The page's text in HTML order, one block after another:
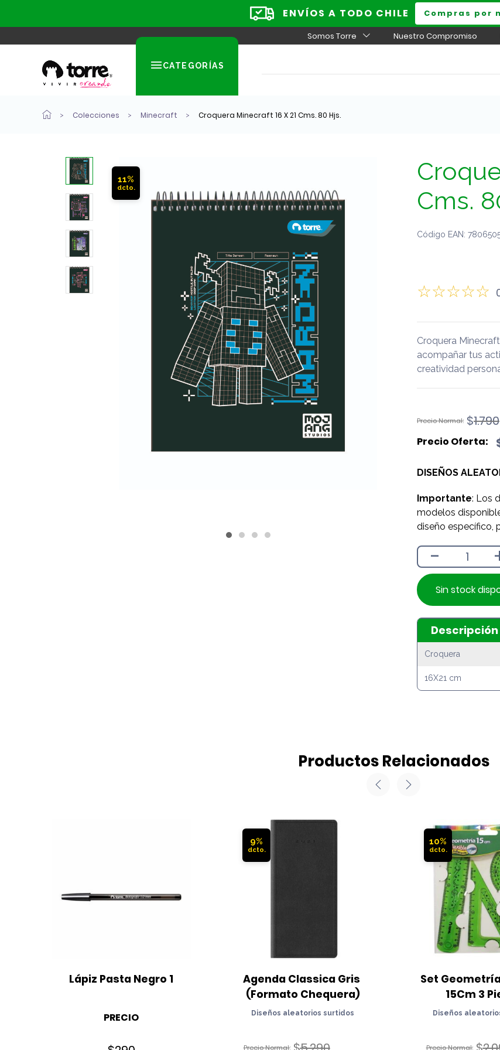
ENVÍOS A TODO CHILE Compras por
Somos Torre Nuestro Compromiso
CATEGORÍAS
Colecciones Minecraft Croquera Minecraft 16 X 21 Cms. 80 Hjs.
11%
Cms.
Código EAN:
Croquera
acompañar tus
creatividad
$1.790
El
original
$1.790.
El
actual
$1.590.
DISEÑOS
Importante: Los
modelos
diseño específico,
-
Sin stock
Descripción
Croquera
16X21 cm
Productos Relacionados
Lápiz Pasta Negro 1
PRECIO
9%
Agenda Classica Gris
(Formato Chequera)
Diseños aleatorios surtidos
10%
Set
15Cm 3
Diseños